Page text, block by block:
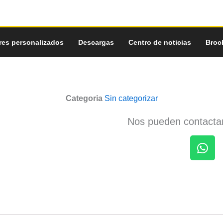
personalizados Descargas Centro de noticias
Categoria Sin categorizar
Nos pueden
W
s